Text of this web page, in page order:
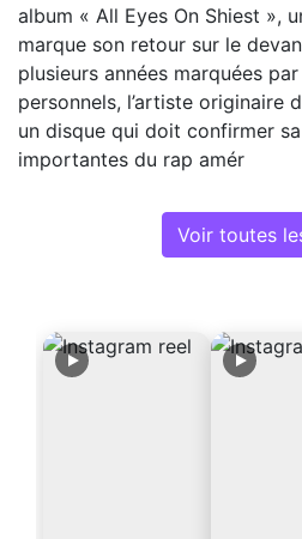
album « All Eyes On Shiest »,
marque son retour sur le
plusieurs années marquées
personnels, l’artiste originaire
un disque qui doit confirmer
importantes du rap amér
Voir toutes